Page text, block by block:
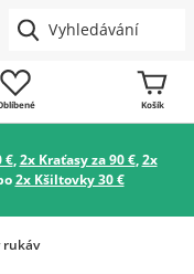
Košík
€,2x Kraťasy za 90 €,2x
2x Kšiltovky 30 €
rukáv